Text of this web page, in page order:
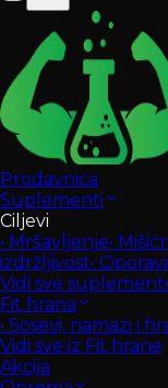
Prodavnica
Suplementi
Ciljevi
• Mršavljenje•
izdržljivost•
Vidi sve
Fit hrana
• Sosevi, namazi i
Vidi sve iz Fit hrane
Akcija